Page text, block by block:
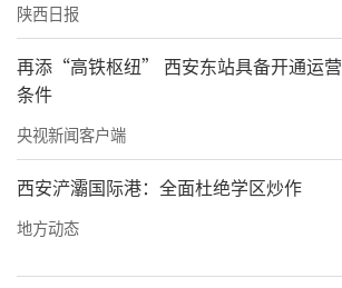
陕西日报
再添“高铁枢纽” 西安东站具备开通运营
条件
央视新闻客户端
西安浐灞国际港：全面杜绝学区炒作
地方动态